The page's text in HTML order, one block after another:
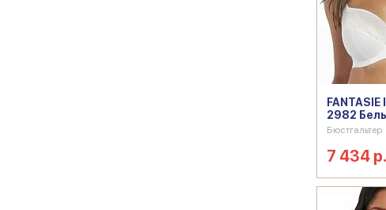
FANTASIE
2982
Бюстгальтер
7 434 р.